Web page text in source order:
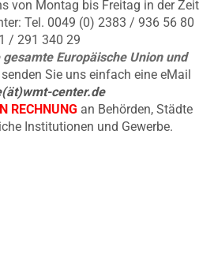
von Montag bis Freitag in der Zeit
Tel. 0049 (0) 2383 / 936 56 80
/ 291 340 29
Europäische Union und
Sie uns einfach eine eMail
center.de
RECHNUNG an Behörden, Städte
Institutionen und Gewerbe.